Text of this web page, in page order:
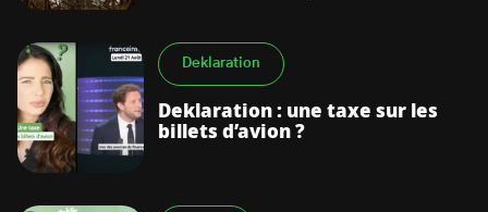
Deklaration
Deklaration : une taxe sur les
billets d’avion ?